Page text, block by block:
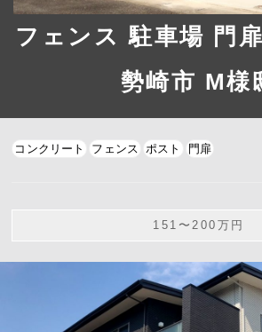
フェンス 駐車場 門
勢崎市 M様
コンクリート フェンス ポスト 門扉
151〜200万円